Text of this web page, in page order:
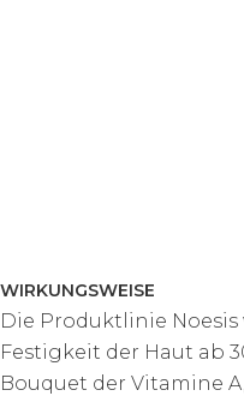
WIRKUNGSWEISE
Die Produktlinie
Festigkeit der Haut ab
Bouquet der Vitamine